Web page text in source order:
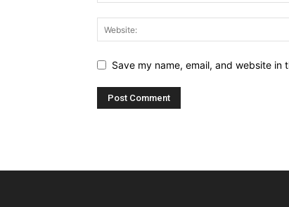
Save my name, email, and website